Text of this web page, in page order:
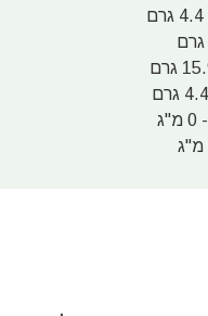
- 0 מ"ג